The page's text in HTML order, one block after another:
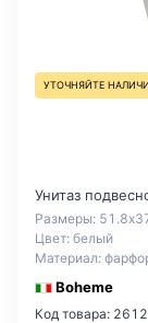
УТОЧНЯЙТЕ
Унитаз
Размеры:
Цвет: белый
Материал:
Boheme
Код товара: